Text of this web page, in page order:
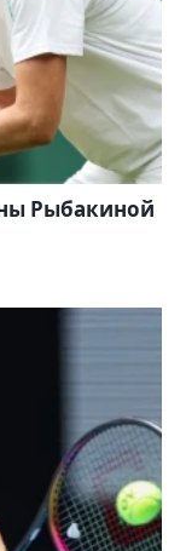
Рыбакиной